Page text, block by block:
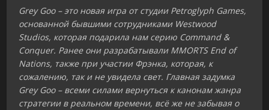
Grey Goo – это новая игра от студии Petroglyph Games,
основанной бывшими сотрудниками Westwood
Studios, которая подарила нам серию Command &
Conquer. Ранее они разрабатывали MMORTS End of
Nations, также при участии Фрэнка, которая, к
сожалению, так и не увидела свет. Главная задумка
Grey Goo – всеми силами вернуться к канонам жанра
стратегии в реальном времени, всё же не забывая о